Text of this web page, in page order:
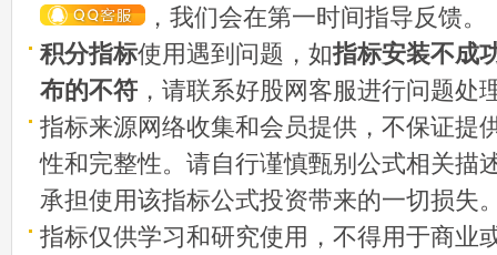
，我们会在第一时间指导反馈。
积分指标使用遇到问题，如指标安装不成
布的不符 ，请联系好股网客服进行问题处
指标来源网络收集和会员提供，不保证提
性和完整性。请自行谨慎甄别公式相关描
承担使用该指标公式投资带来的一切损失
指标仅供学习和研究使用，不得用于商业